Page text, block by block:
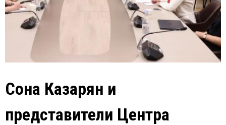
Сона Казарян и
представители Центра